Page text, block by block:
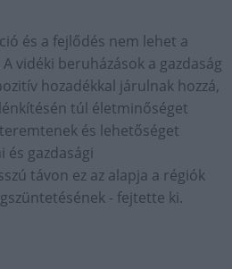
és a fejlődés nem lehet a
vidéki beruházások a gazdaság
hozadékkal járulnak hozzá,
túl életminőséget
és lehetőséget
és gazdasági
távon ez az alapja a régiók
- fejtette ki.